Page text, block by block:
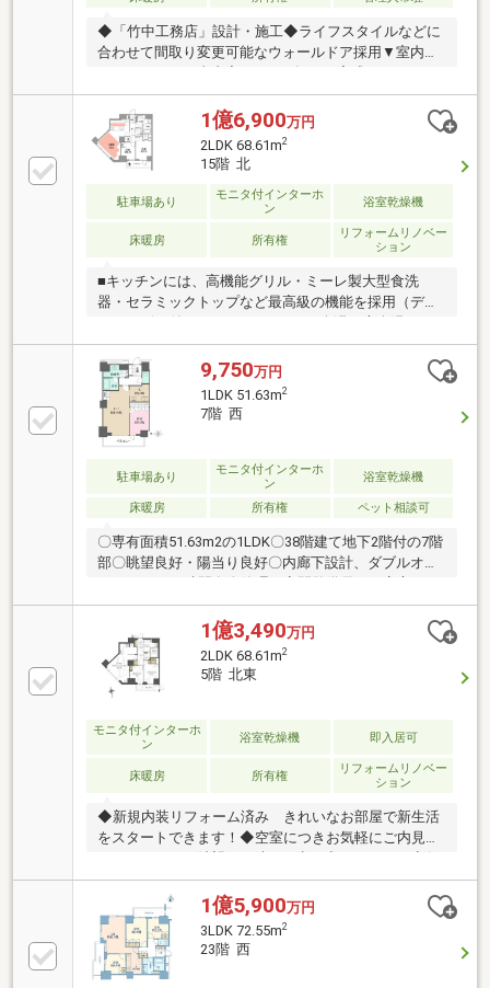
◆「竹中工務店」設計・施工◆ライフスタイルなどに
合わせて間取り変更可能なウォールドア採用▼室内リ
ムキッチン交換（ディスポーザー交換、ビルトイン食
洗機交換）・ユニットバス交換（１４１８サイズ採
用、オートバス、浴室乾燥機、バスオーディオ）・洗
面化粧台交換（ミラーキャビネット四面鏡採用）・ト
用）・フローリング全面貼替（LDには床暖房新規交
換）・壁紙全面貼替（一部アクセントクロス、LDには
エコカラット採用）・建具交換、給湯器、ハウスクリ
1億6,900万円
2LDK 68.61m2
15階 北
駐車場あり
モニタ付インターホ
ン
浴室乾燥機
床暖房 所有権
リフォームリノベー
ション
■キッチンには、高機能グリル・ミーレ製大型食洗
器・セラミックトップなど最高級の機能を採用（ディ
楽湯）機能付■ウルトラファインバブル×マイクロファ
インバブル採用■床暖房をリビングダイニングおよび
キッチンに設置■不忍池・上野公園が望める部屋位
置！15階、日当たり・眺望良好！■ジム・ゲストルー
ム等共用施設も充実〇リノベーション内容〇＊システ
ムキッチン・ユニットバス・洗面化粧台・トイレ交換
＊全壁・全天井クロス貼替＊フローリング・フロアタ
イル張替・全建具・シューズボックス交換 等
9,750万円
1LDK 51.63m2
7階 西
駐車場あり
モニタ付インターホ
ン
浴室乾燥機
床暖房 所有権 ペット相談可
〇専有面積51.63m2の1LDK〇38階建て地下2階付の7階
部〇眺望良好・陽当り良好〇内廊下設計、ダブルオー
ュリティ〇フロントサービス有り（一部有料）〇充実
した共用施設 ・ゲストルーム ・集会室 ・屋上庭
園 スカイビューラウンジ ・ラウンジ（1・2階部
分） ・トレーニングジム ・来客用駐車場〇各階ゴ
ミ置場有り（24時間ゴミ出し可能）〇ペット飼育可
み〇分譲会社：サンウッド・東急不動産・東京建物〇
施工会社：竹中工務店〇管理会社：森ビルエステート
サービス
1億3,490万円
2LDK 68.61m2
5階 北東
モニタ付インターホ
ン
浴室乾燥機 即入居可
床暖房 所有権
リフォームリノベー
ション
◆新規内装リフォーム済み きれいなお部屋で新生活
をスタートできます！◆空室につきお気軽にご内見い
んでからも安心のアフターサービス保証付き◆大切な
ペットと一緒に暮らせます！（細則有）◆管理体制の
優れた総戸数308戸の大規模マンション◆リフォーム
内容（2025年9月完成） 〇キッチン交換（食洗器付
き） 〇ユニットバス交換（追い焚き機能・浴室乾燥
機付き） 〇トイレ交換 〇洗面化粧台交換 〇フロ
1億5,900万円
3LDK 72.55m2
23階 西